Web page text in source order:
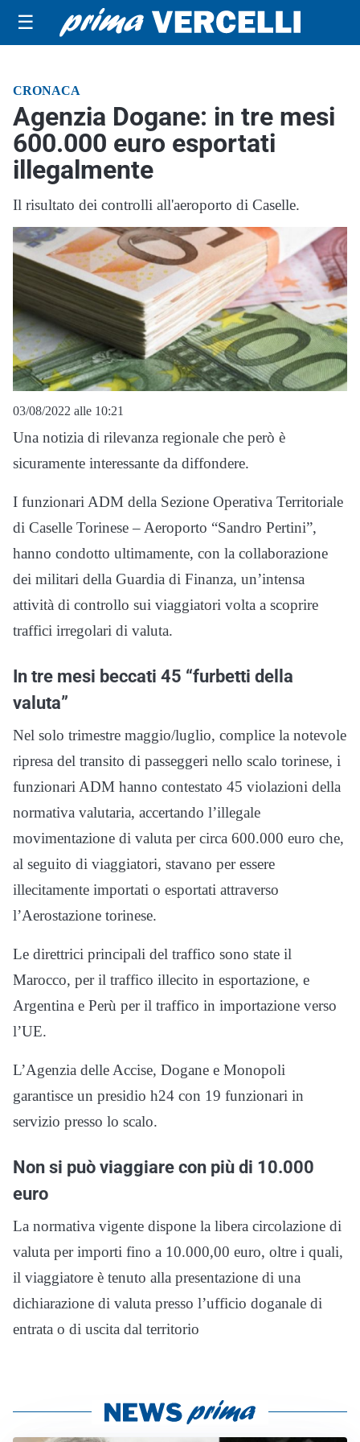
☰
CRONACA
Agenzia Dogane: in tre mesi
600.000 euro esportati
illegalmente
Il risultato dei controlli all'aeroporto di Caselle.
03/08/2022 alle 10:21
Una notizia di rilevanza regionale che però è
sicuramente interessante da diffondere.
I funzionari ADM della Sezione Operativa Territoriale
di Caselle Torinese – Aeroporto “Sandro Pertini”,
hanno condotto ultimamente, con la collaborazione
dei militari della Guardia di Finanza, un’intensa
attività di controllo sui viaggiatori volta a scoprire
traffici irregolari di valuta.
In tre mesi beccati 45 “furbetti della
valuta”
Nel solo trimestre maggio/luglio, complice la notevole
ripresa del transito di passeggeri nello scalo torinese, i
funzionari ADM hanno contestato 45 violazioni della
normativa valutaria, accertando l’illegale
movimentazione di valuta per circa 600.000 euro che,
al seguito di viaggiatori, stavano per essere
illecitamente importati o esportati attraverso
l’Aerostazione torinese.
Le direttrici principali del traffico sono state il
Marocco, per il traffico illecito in esportazione, e
Argentina e Perù per il traffico in importazione verso
l’UE.
L’Agenzia delle Accise, Dogane e Monopoli
garantisce un presidio h24 con 19 funzionari in
servizio presso lo scalo.
Non si può viaggiare con più di 10.000
euro
La normativa vigente dispone la libera circolazione di
valuta per importi fino a 10.000,00 euro, oltre i quali,
il viaggiatore è tenuto alla presentazione di una
dichiarazione di valuta presso l’ufficio doganale di
entrata o di uscita dal territorio